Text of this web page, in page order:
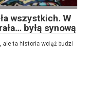
wszystkich. W
byłą synową
ale ta historia wciąż budzi